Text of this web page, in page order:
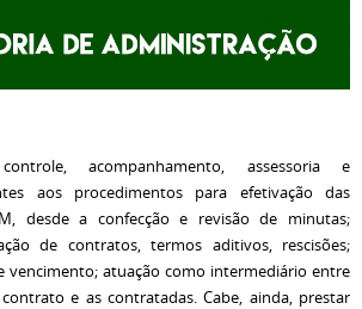
acompanhamento, assessoria e
aos procedimentos para efetivação das
desde a confecção e revisão de minutas;
de contratos, termos aditivos, rescisões;
vencimento; atuação como intermediário entre
e as contratadas. Cabe, ainda, prestar